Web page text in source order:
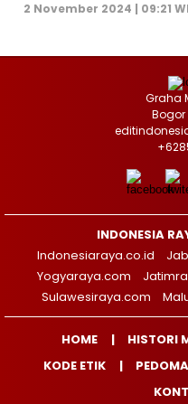
2 November 2024 | 09:21
Graha
INDONESIA
Indonesiaraya.co.id
Yogyaraya.com
Sulawesiraya.com
HOME HISTORI
KODE ETIK